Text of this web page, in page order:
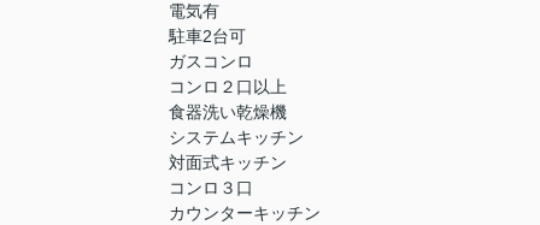
電気有
駐車2台可
ガスコンロ
コンロ２口以上
食器洗い乾燥機
システムキッチン
対面式キッチン
コンロ３口
カウンターキッチン